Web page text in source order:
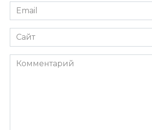
Email
*
Сайт
Комментарий